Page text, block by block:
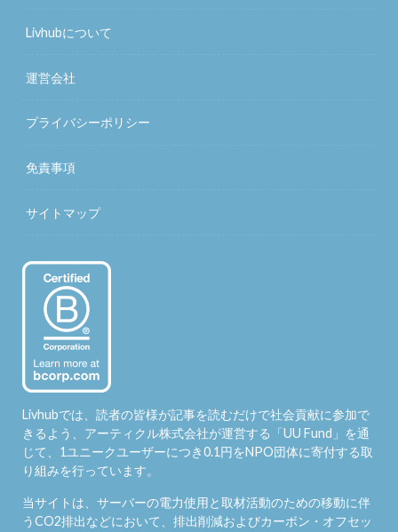
Livhubについて
運営会社
プライバシーポリシー
免責事項
サイトマップ
Livhubでは、読者の皆様が記事を読むだけで社会貢献に参加で
きるよう、アーティクル株式会社が運営する「UU Fund 」を通
じて、1ユニークユーザーにつき0.1円をNPO団体に寄付する取
り組みを行っています。
当サイトは、サーバーの電力使用と取材活動のための移動に伴
うCO2排出などにおいて、排出削減およびカーボン・オフセッ